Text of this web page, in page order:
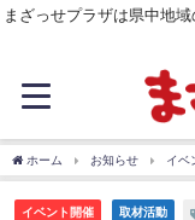
まざっせプラザは県中地
ホーム お知らせ イベ
イベント開催 取材活動